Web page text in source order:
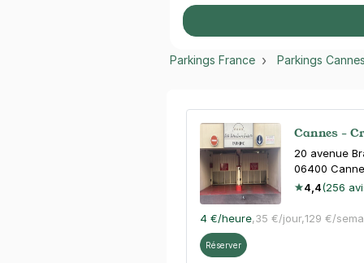
Parkings France Parkings Cannes
Cannes -
20 avenue
06400
4,4(256
4 €/heure,35 €/jour,129 €/
Réserver